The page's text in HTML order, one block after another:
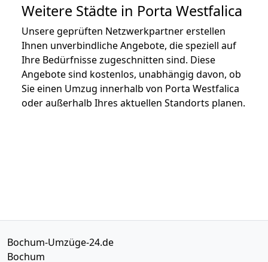
Weitere Städte in Porta Westfalica
Unsere geprüften Netzwerkpartner erstellen
Ihnen unverbindliche Angebote, die speziell auf
Ihre Bedürfnisse zugeschnitten sind. Diese
Angebote sind kostenlos, unabhängig davon, ob
Sie einen Umzug innerhalb von Porta Westfalica
oder außerhalb Ihres aktuellen Standorts planen.
Bochum-Umzüge-24.de
Bochum